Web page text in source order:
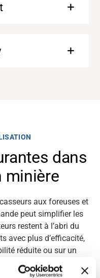
dans
minière
aux foreuses et
peut simplifier les
restent à l’abri du
avec plus d’efficacité,
réduite ou sur un
applications minières
solutions